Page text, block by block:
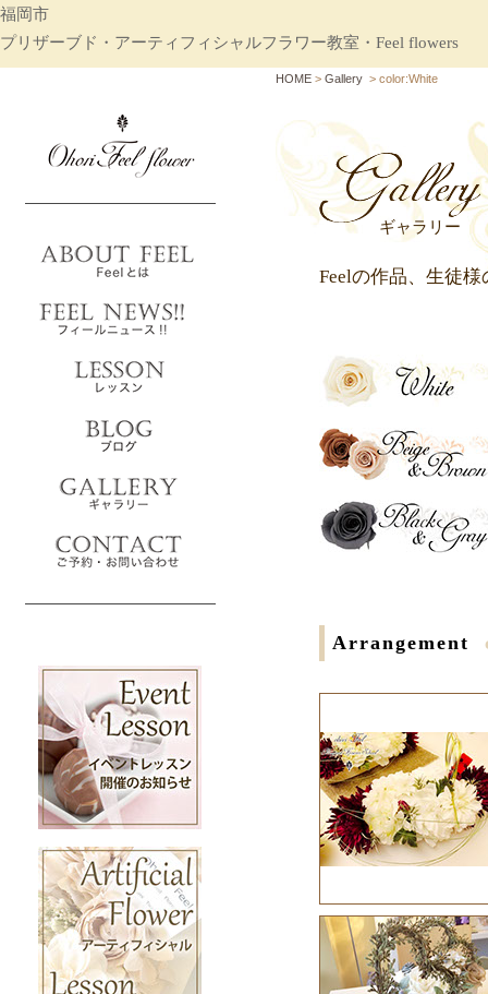
福岡市
プリザーブド・アーティフィシャルフラワー教室・Feel flowers
HOME > Gallery > color:White
ギャラリー
Feelの作品、生徒
Arrangement